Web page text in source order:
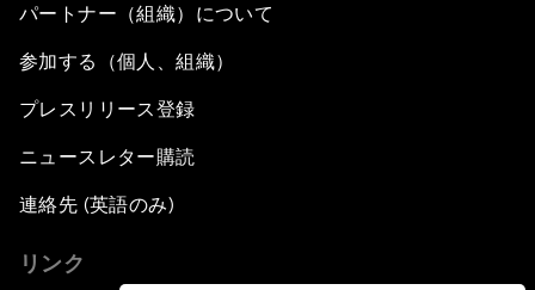
パートナー（組織）について
参加する（個人、組織）
プレスリリース登録
ニュースレター購読
連絡先 (英語のみ)
リンク